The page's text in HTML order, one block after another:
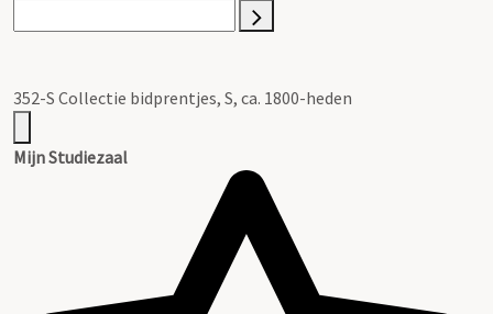
352-S Collectie bidprentjes, S, ca. 1800-heden
Mijn Studiezaal